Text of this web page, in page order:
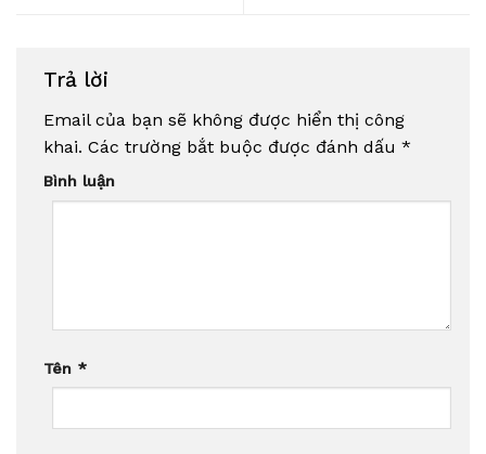
Trả lời
Email của bạn sẽ không được hiển thị công
khai. Các trường bắt buộc được đánh dấu *
Bình luận
Tên *